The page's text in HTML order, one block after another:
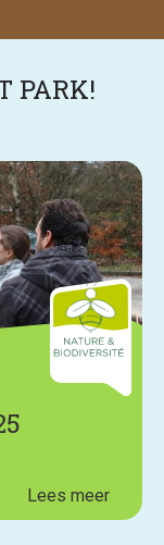
PARK!
Lees meer